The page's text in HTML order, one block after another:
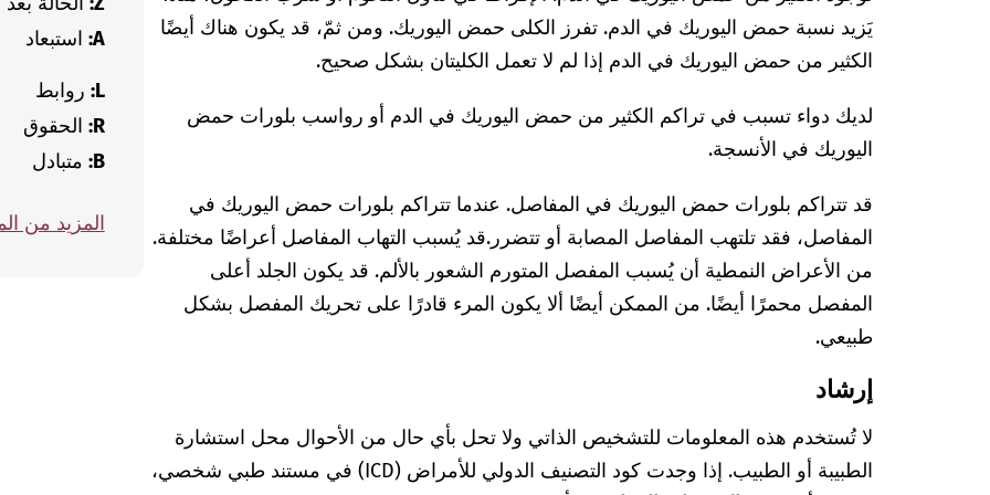
يَزيد نسبة حمض اليوريك في الدم. تفرز الكلى حمض اليوريك. ومن ثمّ، قد يكون هناك أيضًا
الكثير من حمض اليوريك في الدم إذا لم لا تعمل الكليتان بشكل صحيح.
لديك دواء تسبب في تراكم الكثير من حمض اليوريك في الدم أو رواسب بلورات حمض
اليوريك في الأنسجة.
قد تتراكم بلورات حمض اليوريك في المفاصل. عندما تتراكم بلورات حمض اليوريك في
المفاصل، فقد تلتهب المفاصل المصابة أو تتضرر.قد يُسبب التهاب المفاصل أعراضًا مختلفة.
من الأعراض النمطية أن يُسبب المفصل المتورم الشعور بالألم. قد يكون الجلد أعلى
المفصل محمرًا أيضًا. من الممكن أيضًا ألا يكون المرء قادرًا على تحريك المفصل بشكل
طبيعي.
إرشاد
لا تُستخدم هذه المعلومات للتشخيص الذاتي ولا تحل بأي حال من الأحوال محل استشارة
الطبيبة أو الطبيب. إذا وجدت كود التصنيف الدولي للأمراض (ICD) في مستند طبي شخصي،
A: استبعاد
L: روابط
R: الحقوق
B: متبادل
المزيد من